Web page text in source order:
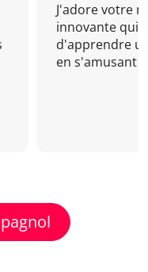
J'adore votre
innovante qui
d'apprendre
en s'amusant !